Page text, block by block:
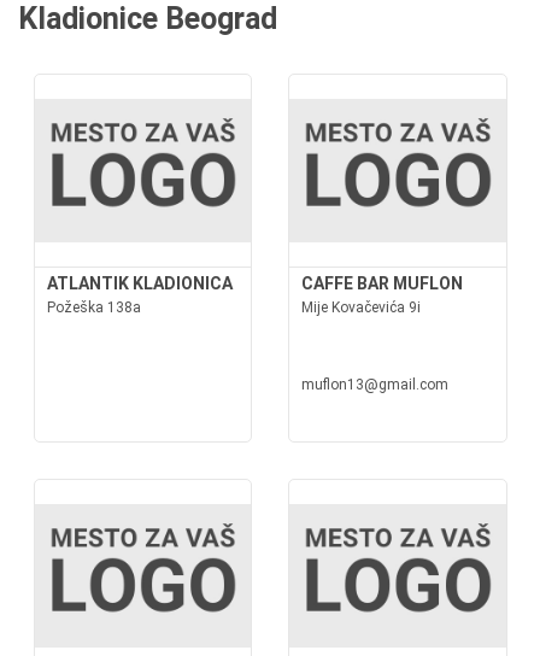
Kladionice Beograd
ATLANTIK KLADIONICA
Požeška 138a
CAFFE BAR MUFLON
Mije Kovačevića 9i
muflon13@gmail.com